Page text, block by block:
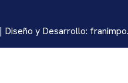
| Diseño y Desarrollo: